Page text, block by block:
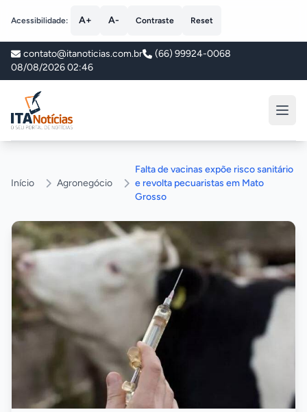
Acessibilidade: A+ A- Contraste Reset
contato@itanoticias.com.br
(66) 99924-0068
08/08/2026 02:46
ITA Notícias
Início Agronegócio
Falta de vacinas expõe risco sanitário
e revolta pecuaristas em Mato
Grosso